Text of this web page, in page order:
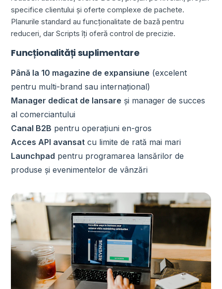
specifice clientului și oferte complexe de pachete.
Planurile standard au funcționalitate de bază pentru
reduceri, dar Scripts îți oferă control de precizie.
Funcționalități suplimentare
Până la 10 magazine de expansiune (excelent
pentru multi-brand sau internațional)
Manager dedicat de lansare și manager de succes
al comerciantului
Canal B2B pentru operațiuni en-gros
Acces API avansat cu limite de rată mai mari
Launchpad pentru programarea lansărilor de
produse și evenimentelor de vânzări